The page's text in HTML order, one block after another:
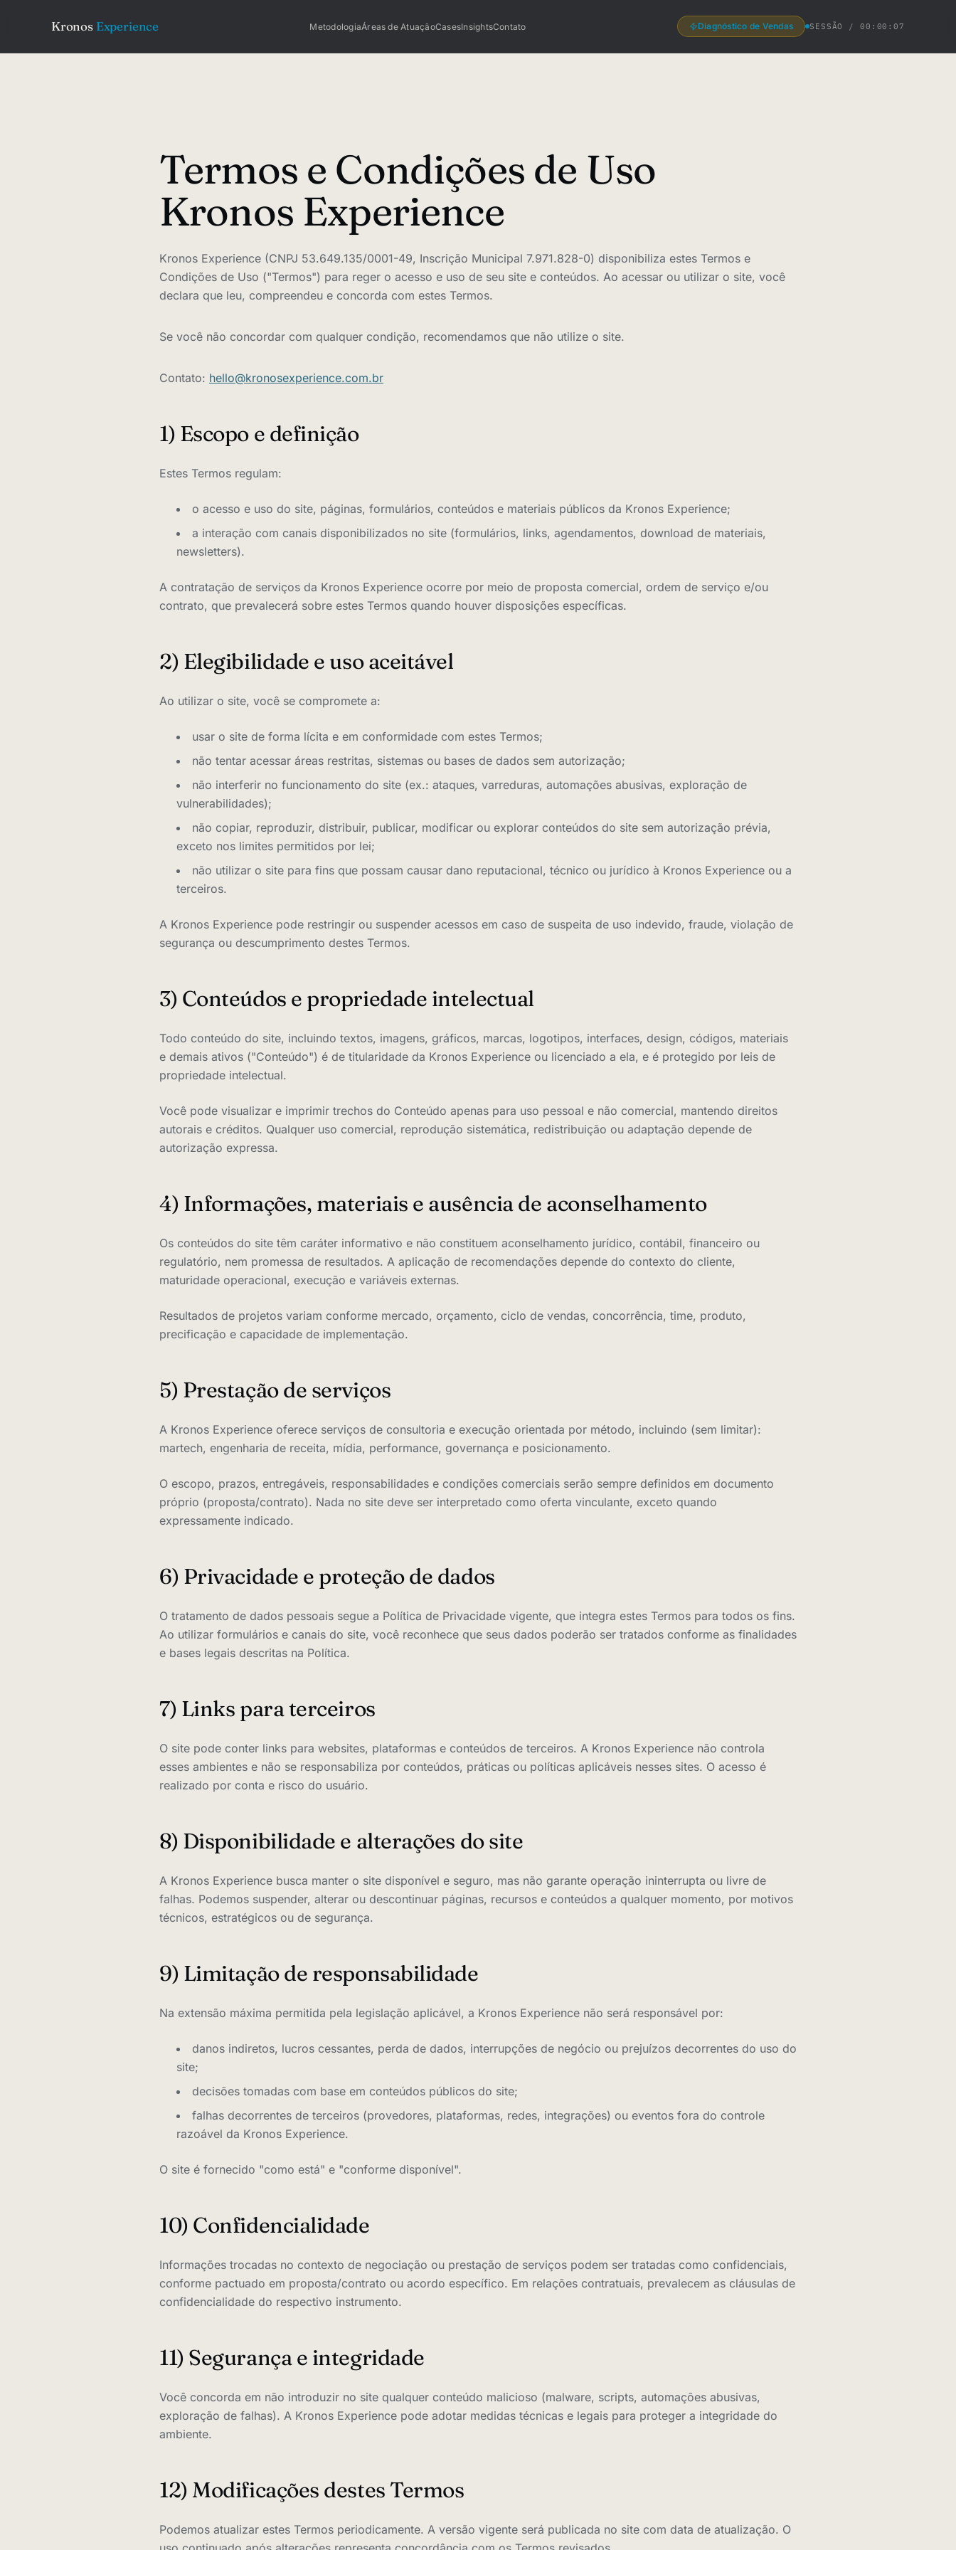
Kronos Experience MetodologiaÁreas de AtuaçãoCasesInsightsContato Diagnóstico de Vendas SESSÃO / 00:00:08
Termos e Condições de Uso
Kronos Experience
Kronos Experience (CNPJ 53.649.135/0001-49, Inscrição Municipal 7.971.828-0) disponibiliza estes Termos e
Condições de Uso ("Termos") para reger o acesso e uso de seu site e conteúdos. Ao acessar ou utilizar o site, você
declara que leu, compreendeu e concorda com estes Termos.
Se você não concordar com qualquer condição, recomendamos que não utilize o site.
Contato: hello@kronosexperience.com.br
1) Escopo e definição
Estes Termos regulam:
o acesso e uso do site, páginas, formulários, conteúdos e materiais públicos da Kronos Experience;
a interação com canais disponibilizados no site (formulários, links, agendamentos, download de materiais,
newsletters).
A contratação de serviços da Kronos Experience ocorre por meio de proposta comercial, ordem de serviço e/ou
contrato, que prevalecerá sobre estes Termos quando houver disposições específicas.
2) Elegibilidade e uso aceitável
Ao utilizar o site, você se compromete a:
usar o site de forma lícita e em conformidade com estes Termos;
não tentar acessar áreas restritas, sistemas ou bases de dados sem autorização;
não interferir no funcionamento do site (ex.: ataques, varreduras, automações abusivas, exploração de
vulnerabilidades);
não copiar, reproduzir, distribuir, publicar, modificar ou explorar conteúdos do site sem autorização prévia,
exceto nos limites permitidos por lei;
não utilizar o site para fins que possam causar dano reputacional, técnico ou jurídico à Kronos Experience ou a
terceiros.
A Kronos Experience pode restringir ou suspender acessos em caso de suspeita de uso indevido, fraude, violação de
segurança ou descumprimento destes Termos.
3) Conteúdos e propriedade intelectual
Todo conteúdo do site, incluindo textos, imagens, gráficos, marcas, logotipos, interfaces, design, códigos, materiais
e demais ativos ("Conteúdo") é de titularidade da Kronos Experience ou licenciado a ela, e é protegido por leis de
propriedade intelectual.
Você pode visualizar e imprimir trechos do Conteúdo apenas para uso pessoal e não comercial, mantendo direitos
autorais e créditos. Qualquer uso comercial, reprodução sistemática, redistribuição ou adaptação depende de
autorização expressa.
4) Informações, materiais e ausência de aconselhamento
Os conteúdos do site têm caráter informativo e não constituem aconselhamento jurídico, contábil, financeiro ou
regulatório, nem promessa de resultados. A aplicação de recomendações depende do contexto do cliente,
maturidade operacional, execução e variáveis externas.
Resultados de projetos variam conforme mercado, orçamento, ciclo de vendas, concorrência, time, produto,
precificação e capacidade de implementação.
5) Prestação de serviços
A Kronos Experience oferece serviços de consultoria e execução orientada por método, incluindo (sem limitar):
martech, engenharia de receita, mídia, performance, governança e posicionamento.
O escopo, prazos, entregáveis, responsabilidades e condições comerciais serão sempre definidos em documento
próprio (proposta/contrato). Nada no site deve ser interpretado como oferta vinculante, exceto quando
expressamente indicado.
6) Privacidade e proteção de dados
O tratamento de dados pessoais segue a Política de Privacidade vigente, que integra estes Termos para todos os fins.
Ao utilizar formulários e canais do site, você reconhece que seus dados poderão ser tratados conforme as finalidades
e bases legais descritas na Política.
7) Links para terceiros
O site pode conter links para websites, plataformas e conteúdos de terceiros. A Kronos Experience não controla
esses ambientes e não se responsabiliza por conteúdos, práticas ou políticas aplicáveis nesses sites. O acesso é
realizado por conta e risco do usuário.
8) Disponibilidade e alterações do site
A Kronos Experience busca manter o site disponível e seguro, mas não garante operação ininterrupta ou livre de
falhas. Podemos suspender, alterar ou descontinuar páginas, recursos e conteúdos a qualquer momento, por motivos
técnicos, estratégicos ou de segurança.
9) Limitação de responsabilidade
Na extensão máxima permitida pela legislação aplicável, a Kronos Experience não será responsável por:
danos indiretos, lucros cessantes, perda de dados, interrupções de negócio ou prejuízos decorrentes do uso do
site;
decisões tomadas com base em conteúdos públicos do site;
falhas decorrentes de terceiros (provedores, plataformas, redes, integrações) ou eventos fora do controle
razoável da Kronos Experience.
O site é fornecido "como está" e "conforme disponível".
10) Confidencialidade
Informações trocadas no contexto de negociação ou prestação de serviços podem ser tratadas como confidenciais,
conforme pactuado em proposta/contrato ou acordo específico. Em relações contratuais, prevalecem as cláusulas de
confidencialidade do respectivo instrumento.
11) Segurança e integridade
Você concorda em não introduzir no site qualquer conteúdo malicioso (malware, scripts, automações abusivas,
exploração de falhas). A Kronos Experience pode adotar medidas técnicas e legais para proteger a integridade do
ambiente.
12) Modificações destes Termos
Podemos atualizar estes Termos periodicamente. A versão vigente será publicada no site com data de atualização. O